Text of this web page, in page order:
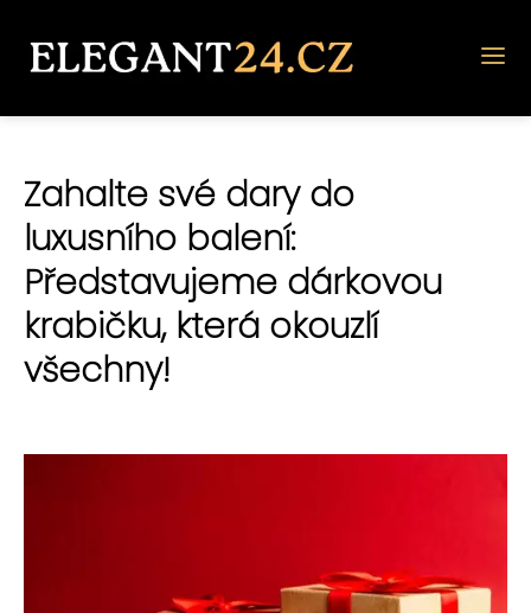
Zahalte své dary do
luxusního balení:
Představujeme dárkovou
krabičku, která okouzlí
všechny!